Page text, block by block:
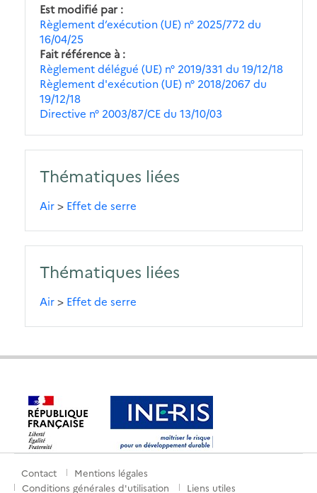
Est modifié par
Règlement d’exécution (UE) n° 2025/772 du
16/04/25
Fait référence à
Règlement délégué (UE) n° 2019/331 du 19/12/18
Règlement d'exécution (UE) n° 2018/2067 du
19/12/18
Directive n° 2003/87/CE du 13/10/03
Thématiques liées
Air> Effet de serre
Thématiques liées
Air> Effet de serre
Menu
Contact
Mentions légales
Conditions générales d'utilisation
Liens utiles